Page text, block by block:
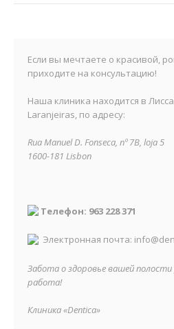
Если вы мечтаете о красивой,
приходите на консультацию!
Наша клиника находится в
Laranjeiras, по адресу:
Rua Manuel D. Fonseca, nº 7B, loja 5
1600-181 Lisbon
Телефон: 963 228 371
Электронная почта:
Забота о здоровье вашей
работа!
Клиника «Dentica»